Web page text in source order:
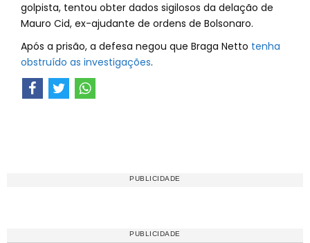
golpista, tentou obter dados sigilosos da delação de
Mauro Cid, ex-ajudante de ordens de Bolsonaro.
Após a prisão, a defesa negou que Braga Netto tenha
obstruído as investigações.